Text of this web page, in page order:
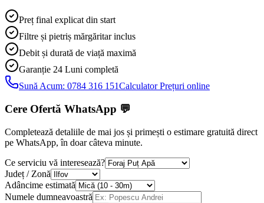
Preț final explicat din start
Filtre și pietriș mărgăritar inclus
Debit și durată de viață maximă
Garanție 24 Luni completă
Sună Acum: 0784 316 151Calculator Prețuri online
Cere Ofertă WhatsApp 💬
Completează detaliile de mai jos și primești o estimare gratuită direct
pe WhatsApp, în doar câteva minute.
Ce serviciu vă interesează?
Județ / Zonă
Adâncime estimată
Numele dumneavoastră